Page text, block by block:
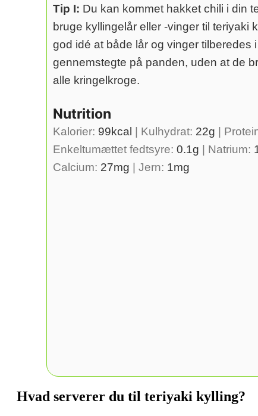
Tip I: Du kan kommet hakket chili i din
bruge kyllingelår eller -vinger til
god idé at både lår og vinger
gennemstegte på panden, uden at de
alle kringelkroge.
Nutrition
Kalorier: 99kcal Kulhydrat: 22g
Enkeltumættet fedtsyre: 0.1g Natrium:
Calcium: 27mg Jern: 1mg
Hvad serverer du til teriyaki kylling?